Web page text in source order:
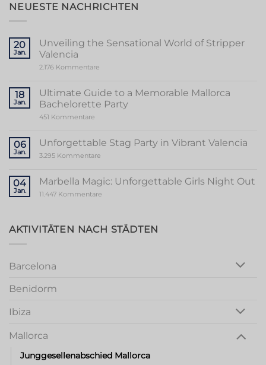
NEUESTE NACHRICHTEN
20
Jan.
Unveiling the Sensational World of Stripper
Valencia
2.176 Kommentare
Sensational
World
of
18
Jan.
Ultimate Guide to a Memorable Mallorca
Bachelorette Party
451 Kommentare
to
a
Memorable
Party
06
Jan.
Unforgettable Stag Party in Vibrant Valencia
3.295 Kommentare
Party
in
Vibrant
04
Jan.
Marbella Magic: Unforgettable Girls Night Out
11.447 Kommentare
Girls
Night
AKTIVITÄTEN NACH STÄDTEN
Barcelona
Benidorm
Ibiza
Mallorca
Junggesellenabschied Mallorca